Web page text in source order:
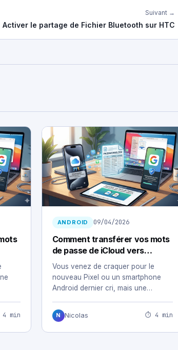
Suivant →
Activer le partage de Fichier Bluetooth sur HTC
min
ANDROID 09/04/2026
Comment transférer vos mots
de passe de iCloud vers
Google : le guide complet
Vous venez de craquer pour le
nouveau Pixel ou un smartphone
Android dernier cri, mais une
N Nicolas ⏱ 4 min